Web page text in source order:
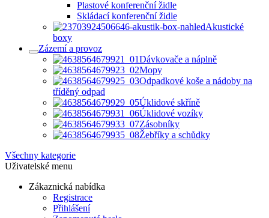
Plastové konferenční židle
Skládací konferenční židle
Akustické
boxy
Zázemí a provoz
Dávkovače a náplně
Mopy
Odpadkové koše a nádoby na
tříděný odpad
Úklidové skříně
Úklidové vozíky
Zásobníky
Žebříky a schůdky
Všechny kategorie
Uživatelské menu
Zákaznická nabídka
Registrace
Přihlášení